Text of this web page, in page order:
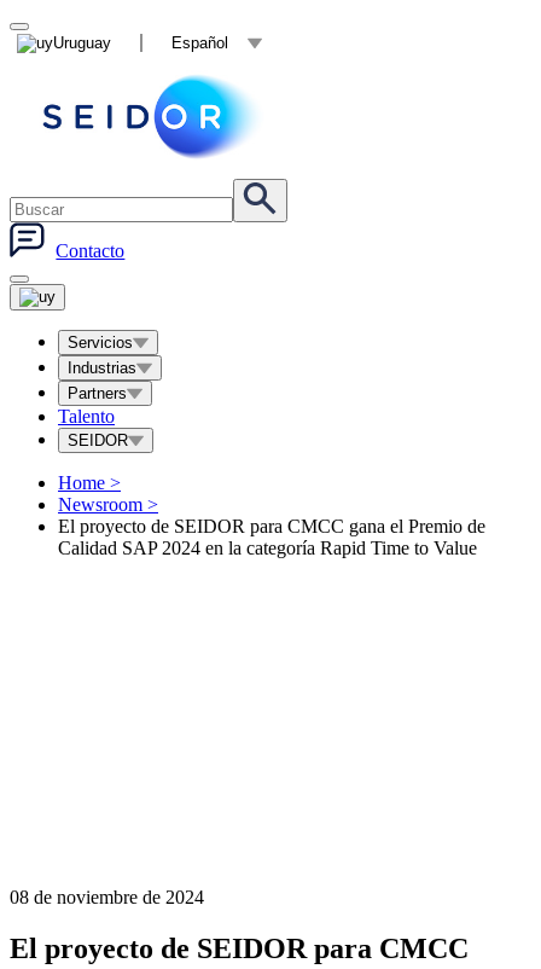
Uruguay Español
Contacto
Servicios
Industrias
Partners
Talento
SEIDOR
Home >
Newsroom >
El proyecto de SEIDOR para CMCC gana el Premio de
Calidad SAP 2024 en la categoría Rapid Time to Value
08 de noviembre de 2024
El proyecto de SEIDOR para CMCC